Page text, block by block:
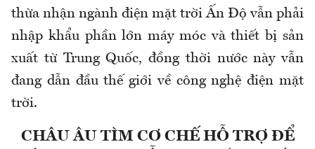
thừa nhận ngành điện mặt trời Ấn Độ vẫn phải
nhập khẩu phần lớn máy móc và thiết bị sản
xuất từ Trung Quốc, đồng thời nước này vẫn
đang dẫn đầu thế giới về công nghệ điện mặt
trời.
CHÂU ÂU TÌM CƠ CHẾ HỖ TRỢ ĐỂ